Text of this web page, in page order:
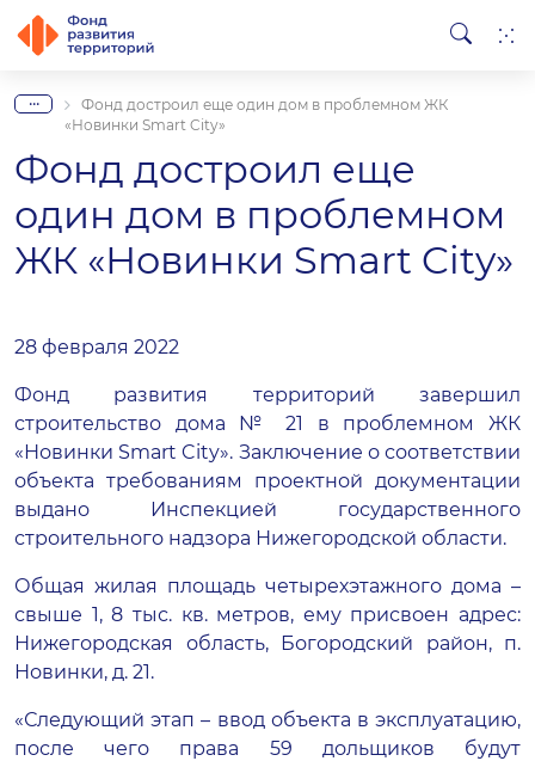
...
Фонд достроил еще один дом в проблемном ЖК
«Новинки Smart City»
Фонд достроил еще
один дом в проблемном
ЖК «Новинки Smart City»
28 февраля 2022
Фонд развития территорий завершил
строительство дома № 21 в проблемном ЖК
«Новинки Smart City». Заключение о соответствии
объекта требованиям проектной документации
выдано Инспекцией государственного
строительного надзора Нижегородской области.
Общая жилая площадь четырехэтажного дома –
свыше 1, 8 тыс. кв. метров, ему присвоен адрес:
Нижегородская область, Богородский район, п.
Новинки, д. 21.
«Следующий этап – ввод объекта в эксплуатацию,
после чего права 59 дольщиков будут